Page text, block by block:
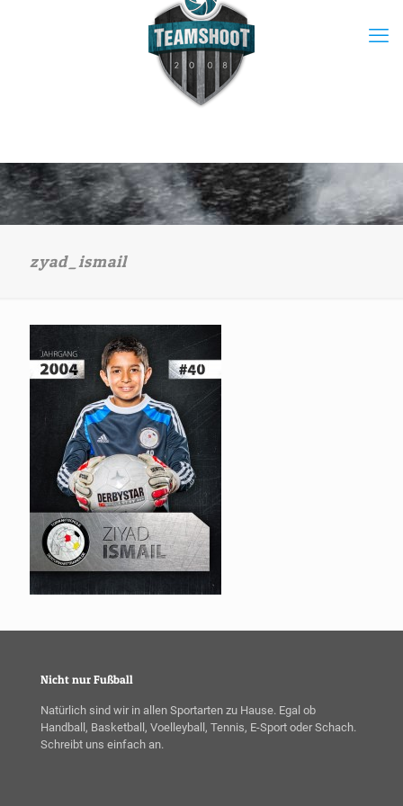
zyad_ismail
Nicht nur Fußball
Natürlich sind wir in allen Sportarten zu Hause. Egal ob
Handball, Basketball, Voelleyball, Tennis, E-Sport oder Schach.
Schreibt uns einfach an.